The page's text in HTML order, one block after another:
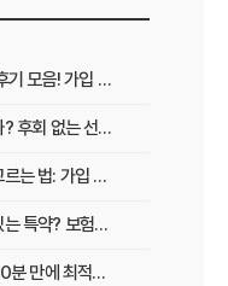
운전자보험비교사이트, 실제 사용 후기 모음! 가입 전 반드시 봐야 할 꿀팁
운전자보험비교사이트, 왜 필수일까? 후회 없는 선택을 위한 3가지 핵심 질문
운전자보험 비교사이트 현명하게 고르는 법: 가입 전 놓치지 말아야 할 체크리스트
운전자보험비교사이트로만 알 수 있는 특약? 보험료 절감 비법 공개
복잡한 운전자보험, 비교사이트로 10분 만에 최적의 설계 끝내는 법